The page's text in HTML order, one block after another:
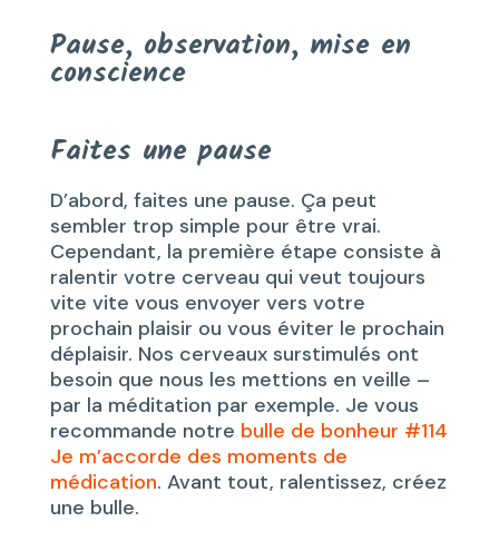
Pause, observation, mise en
conscience
Faites une pause
D’abord, faites une pause. Ça peut
sembler trop simple pour être vrai.
Cependant, la première étape consiste à
ralentir votre cerveau qui veut toujours
vite vite vous envoyer vers votre
prochain plaisir ou vous éviter le prochain
déplaisir. Nos cerveaux surstimulés ont
besoin que nous les mettions en veille –
par la méditation par exemple. Je vous
recommande notre bulle de bonheur #114
Je m’accorde des moments de
médication. Avant tout, ralentissez, créez
une bulle.